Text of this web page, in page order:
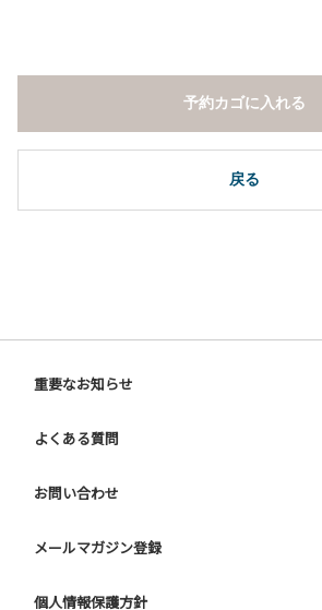
戻る
予約カゴに入れる
重要なお知らせ
よくある質問
お問い合わせ
メールマガジン登録
個人情報保護方針